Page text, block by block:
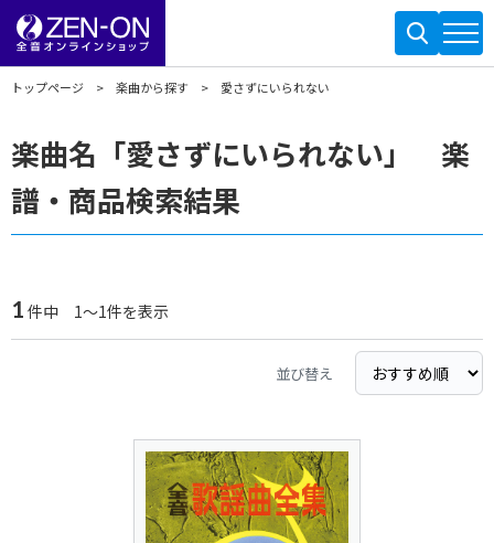
トップページ 楽曲から探す 愛さずにいられない
楽曲名「愛さずにいられない」 楽
譜・商品検索結果
1 件中 1～1件を表示
並び替え